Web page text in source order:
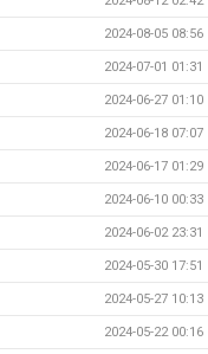
2024-08-05 08:56
2024-07-01 01:31
2024-06-27 01:10
2024-06-18 07:07
2024-06-17 01:29
2024-06-10 00:33
2024-06-02 23:31
2024-05-30 17:51
2024-05-27 10:13
2024-05-22 00:16